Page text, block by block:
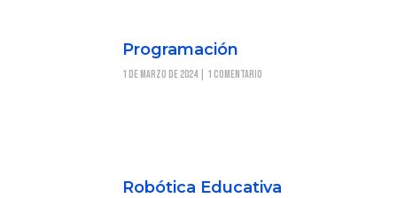
Programación
1 de marzo de 2024 1 comentario
Robótica Educativa